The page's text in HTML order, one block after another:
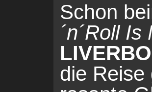
Schon
´n´Roll
die Reise